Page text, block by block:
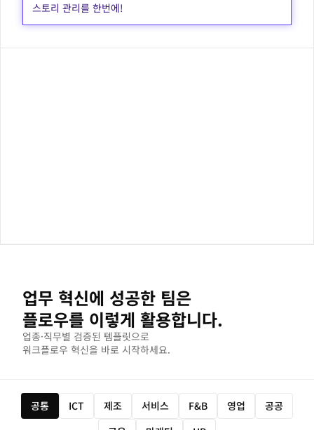
스토리 관리를 한번에!
업무 혁신에 성공한 팀은
플로우를 이렇게 활용합니다.
업종·직무별 검증된 템플릿으로
워크플로우 혁신을 바로 시작하세요.
공통 ICT 제조 서비스 F&B 영업
공공